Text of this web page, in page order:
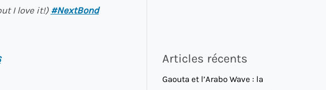
I love it!) #NextBond
Articles récents
Gaouta et l’Arabo Wave : la